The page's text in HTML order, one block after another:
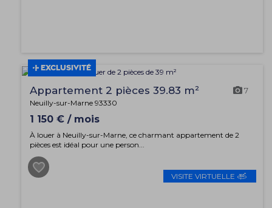
EXCLUSIVITÉ
VISITE VIRTUELLE
Appartement 2 pièces 39.83 m² 7
Neuilly-sur-Marne 93330
1 150 € / mois
À louer à Neuilly-sur-Marne, ce charmant appartement de 2
pièces est idéal pour une person...